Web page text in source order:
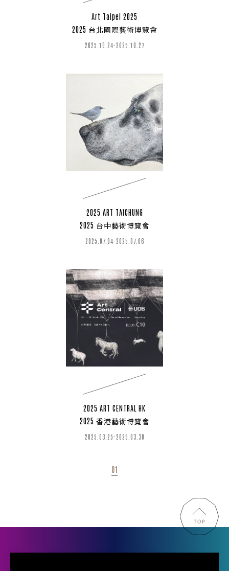
Art Taipei 2025
2025 台北國際藝術博覽會
2025.10.24-2025.10.27
2025 ART TAICHUNG
2025 台中藝術博覽會
2025.07.04-2025.07.06
2025 ART CENTRAL HK
2025 香港藝術博覽會
2025.03.25-2025.03.30
01